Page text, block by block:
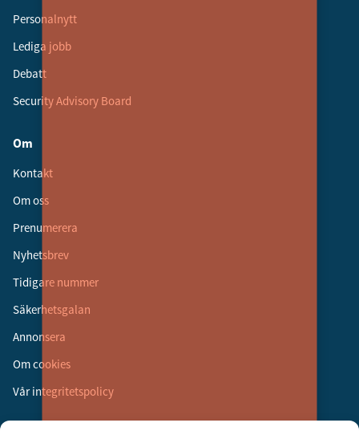
Personalnytt
Lediga jobb
Debatt
Security Advisory Board
Om
Kontakt
Om oss
Prenumerera
Nyhetsbrev
Tidigare nummer
Säkerhetsgalan
Annonsera
Om cookies
Vår integritetspolicy